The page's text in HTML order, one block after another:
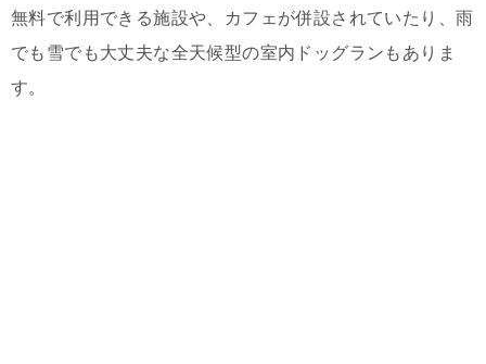
無料で利用できる施設や、カフェが併設されていたり、雨
でも雪でも大丈夫な全天候型の室内ドッグランもありま
す。